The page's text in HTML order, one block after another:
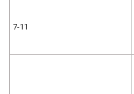
7-11